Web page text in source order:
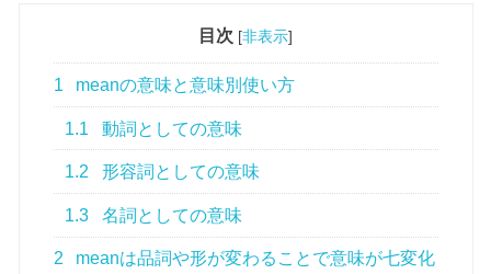
目次 [非表示]
1 meanの意味と意味別使い方
1.1 動詞としての意味
1.2 形容詞としての意味
1.3 名詞としての意味
2 meanは品詞や形が変わることで意味が七変化